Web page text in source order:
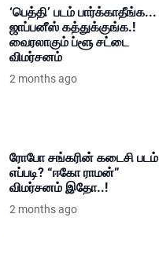
‘பெத்தி’ படம் பார்க்காதீங்க...
ஜாப்பனீஸ் கத்துக்குங்க.!
வைரலாகும் ப்ளூ சட்டை
விமர்சனம்
2 months ago
ரோபோ சங்கரின் கடைசி படம்
எப்படி? “ஈகோ ராமன்”
விமர்சனம் இதோ..!
2 months ago